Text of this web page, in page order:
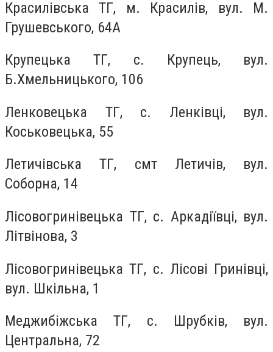
Красилівська ТГ, м. Красилів, вул. М.
Грушевського, 64А
Крупецька ТГ, с. Крупець, вул.
Б.Хмельницького, 106
Ленковецька ТГ, с. Ленківці, вул.
Коськовецька, 55
Летичівська ТГ, смт Летичів, вул.
Соборна, 14
Лісовогринівецька ТГ, с. Аркадіївці, вул.
Літвінова, 3
Лісовогринівецька ТГ, с. Лісові Гринівці,
вул. Шкільна, 1
Меджибіжська ТГ, с. Шрубків, вул.
Центральна, 72